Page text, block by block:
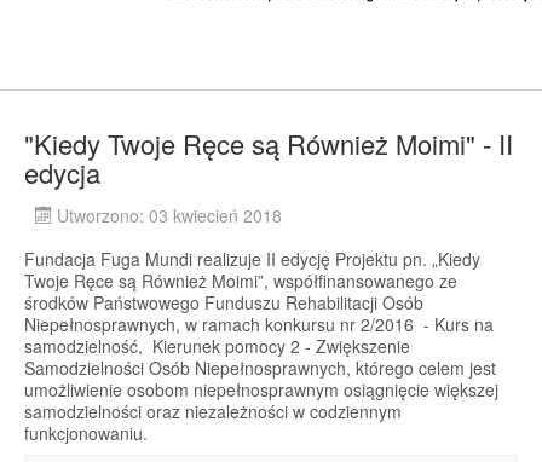
"Kiedy Twoje Ręce są Również Moimi" - II
edycja
Utworzono: 03 kwiecień 2018
Fundacja Fuga Mundi realizuje II edycję Projektu pn. „Kiedy
Twoje Ręce są Również Moimi”, współfinansowanego ze
środków Państwowego Funduszu Rehabilitacji Osób
Niepełnosprawnych, w ramach konkursu nr 2/2016 - Kurs na
samodzielność, Kierunek pomocy 2 - Zwiększenie
Samodzielności Osób Niepełnosprawnych, którego celem jest
umożliwienie osobom niepełnosprawnym osiągnięcie większej
samodzielności oraz niezależności w codziennym
funkcjonowaniu.